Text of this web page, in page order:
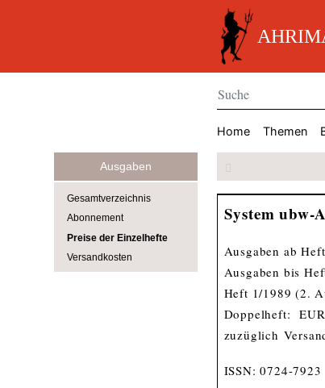
Home Themen
Ausgaben
Gesamtverzeichnis
Abonnement
Preise der Einzelhefte
Versandkosten
System ubw-
Ausgaben ab
Ausgaben bis
Heft 1/1989 (2.
Doppelheft:
zuzüglich
ISSN: 0724-7923